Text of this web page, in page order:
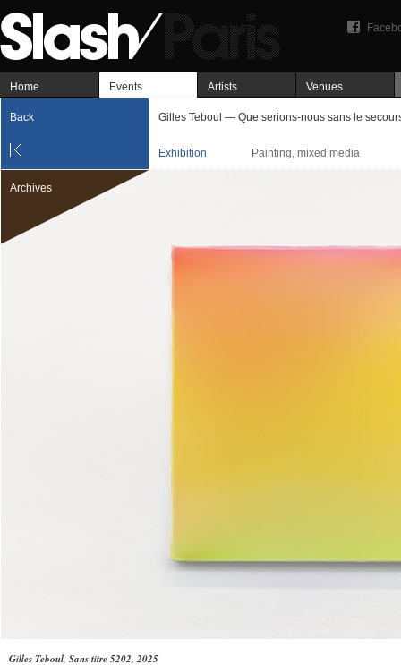
Home Events Artists Venues
Back Gilles Teboul — Que serions-nous sans le
Exhibition Painting, mixed media
Archives
Gilles Teboul, Sans titre 5202, 2025